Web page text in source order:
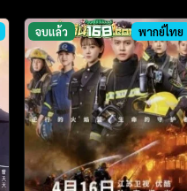
จบแล้ว พากย์ไทย